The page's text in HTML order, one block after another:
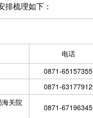
梳理如下：
电话
0871-65157355
0871-63177912
关院
0871-67196345